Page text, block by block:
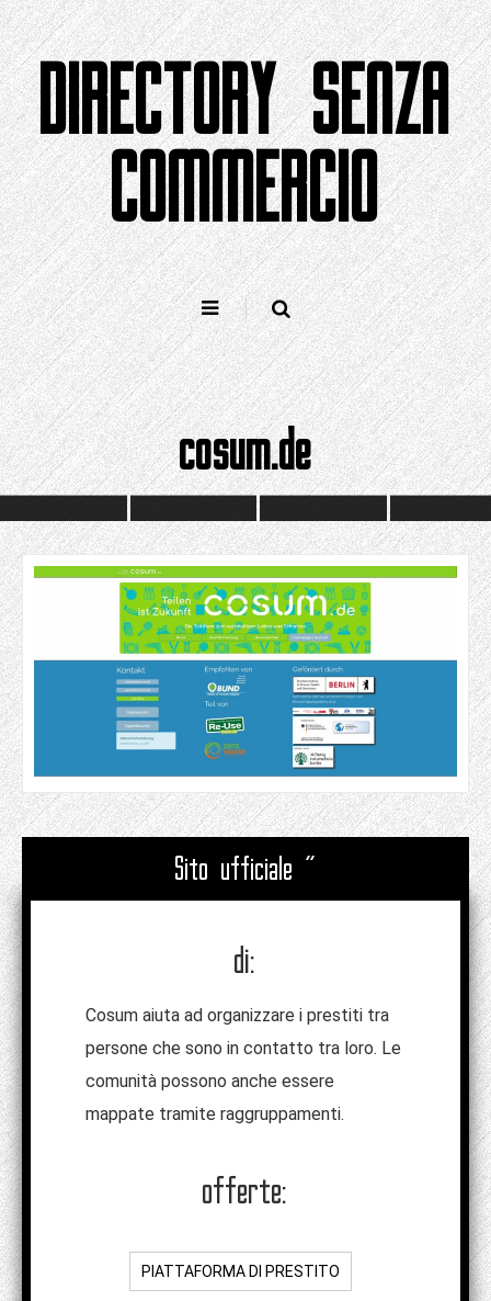
Salta
al
contenutoDIRECTORY SENZA
COMMERCIO
cosum.de
Sito ufficiale "
di:
Cosum aiuta ad organizzare i prestiti tra
persone che sono in contatto tra loro. Le
comunità possono anche essere
mappate tramite raggruppamenti.
offerte:
PIATTAFORMA DI PRESTITO